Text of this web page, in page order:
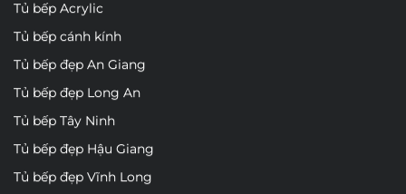
Tủ bếp Acrylic
Tủ bếp cánh kính
Tủ bếp đẹp An Giang
Tủ bếp đẹp Long An
Tủ bếp Tây Ninh
Tủ bếp đẹp Hậu Giang
Tủ bếp đẹp Vĩnh Long